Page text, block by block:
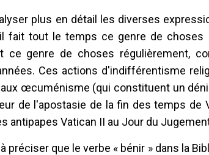
plus en détail les diverses
fait tout le temps ce genre de choses
ce genre de choses régulièrement,
Ces actions d'indifférentisme
œcuménisme (qui constituent un
de l'apostasie de la fin des temps de
antipapes Vatican II au Jour du
préciser que le verbe « bénir » dans la